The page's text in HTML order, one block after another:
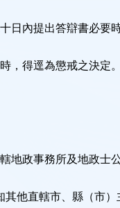
日內提出答辯書必要
，得逕為懲戒之決定
地政事務所及地政士
他直轄市、縣（市）